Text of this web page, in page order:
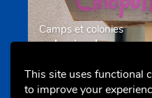
This site uses functional
to improve your
Camps et colonies
colonies.lu